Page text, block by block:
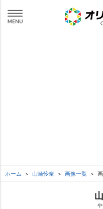
ホーム 山崎怜奈 画像一覧